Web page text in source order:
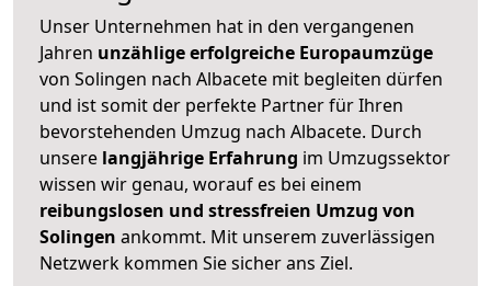
Unser Unternehmen hat in den vergangenen
Jahren unzählige erfolgreiche Europaumzüge
von Solingen nach Albacete mit begleiten dürfen
und ist somit der perfekte Partner für Ihren
bevorstehenden Umzug nach Albacete. Durch
unsere langjährige Erfahrung im Umzugssektor
wissen wir genau, worauf es bei einem
reibungslosen und stressfreien Umzug von
Solingen ankommt. Mit unserem zuverlässigen
Netzwerk kommen Sie sicher ans Ziel.